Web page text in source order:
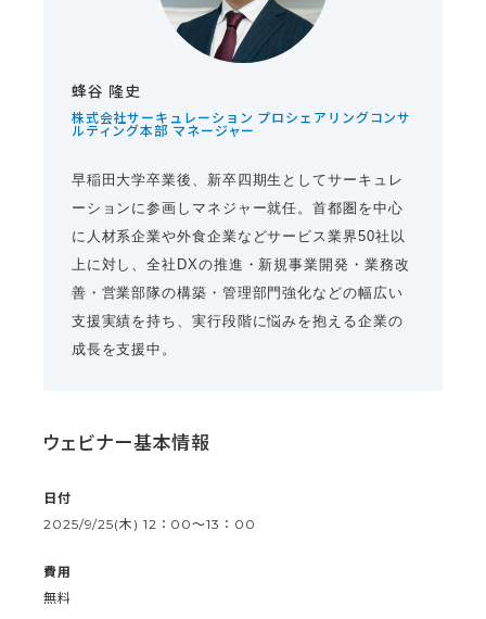
蜂谷 隆史
株式会社サーキュレーション プロシェアリングコンサ
ルティング本部 マネージャー
早稲田大学卒業後、新卒四期生としてサーキュレ
ーションに参画しマネジャー就任。首都圏を中心
に人材系企業や外食企業などサービス業界50社以
上に対し、全社DXの推進・新規事業開発・業務改
善・営業部隊の構築・管理部門強化などの幅広い
支援実績を持ち、実行段階に悩みを抱える企業の
成長を支援中。
ウェビナー基本情報
日付
2025/9/25(木) 12：00〜13：00
費用
無料